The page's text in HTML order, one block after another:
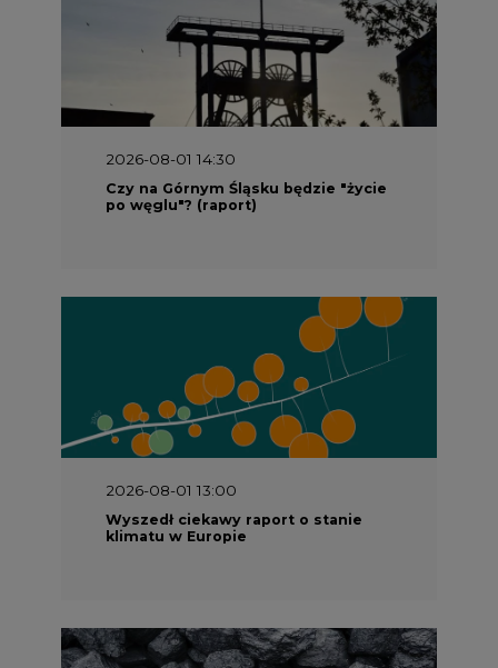
2026-08-01 13:00
Wyszedł ciekawy raport o stanie
klimatu w Europie
2026-07-09 10:30
Opublikowano bilans zasobów złóż
kopalin w Polsce według stanu na 31
grudnia 2025 r.